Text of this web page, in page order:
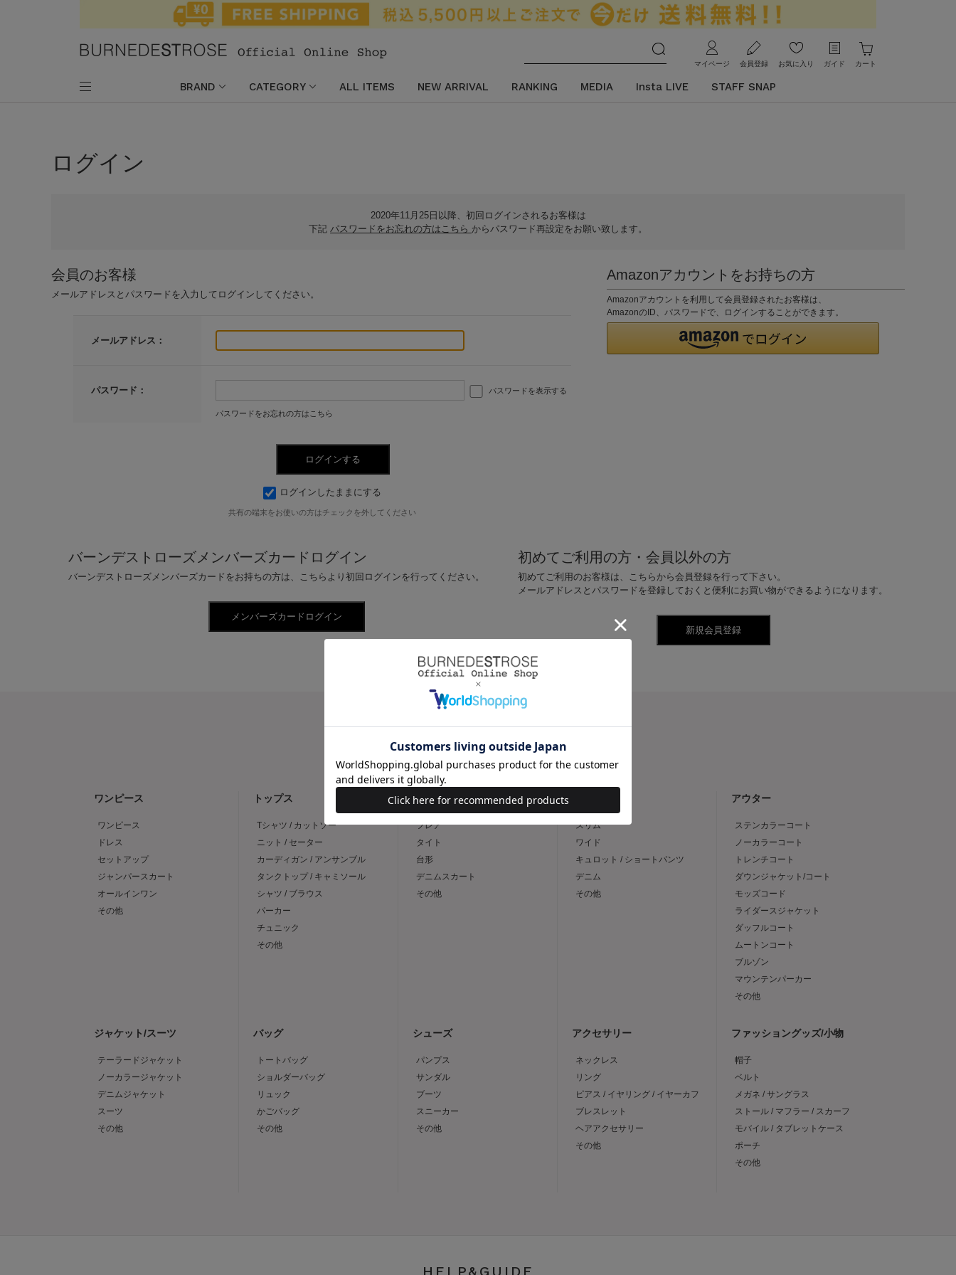
マイページ 会員登録 お気に入り ガイド カート
BRAND CATEGORY ALL ITEMS NEW ARRIVAL RANKING MEDIA Insta LIVE STAFF SNAP
ログイン
2020年11月25日以降、初回ログインされるお客様は
下記 パスワードをお忘れの方はこちら からパスワード再設定をお願い致します。
会員のお客様
メールアドレスとパスワードを入力してログインしてください。
メールアドレス：
パスワード： パスワードを表示する
パスワードをお忘れの方はこちら
ログインしたままにする
共有の端末をお使いの方はチェックを外してください
Amazonアカウントをお持ちの方
Amazonアカウントを利用して会員登録されたお客様は、
AmazonのID、パスワードで、ログインすることができます。
バーンデストローズメンバーズカードログイン
バーンデストローズメンバーズカードをお持ちの方は、こちらより初回ログインを行ってください。
初めてご利用の方・会員以外の方
初めてご利用のお客様は、こちらから会員登録を行って下さい。
メールアドレスとパスワードを登録しておくと便利にお買い物ができるようになります。
CATEGORY
ワンピース
ワンピース
ドレス
セットアップ
ジャンパースカート
オールインワン
その他
トップス
Tシャツ / カットソー
ニット / セーター
カーディガン / アンサンブル
タンクトップ / キャミソール
シャツ / ブラウス
パーカー
チュニック
その他
スカート
フレア
タイト
台形
デニムスカート
その他
スリム
ワイド
キュロット / ショートパンツ
デニム
その他
アウター
ステンカラーコート
ノーカラーコート
トレンチコート
ダウンジャケット/コート
モッズコード
ライダースジャケット
ダッフルコート
ムートンコート
ブルゾン
マウンテンパーカー
その他
ジャケット/スーツ
テーラードジャケット
ノーカラージャケット
デニムジャケット
スーツ
その他
バッグ
トートバッグ
ショルダーバッグ
リュック
かごバッグ
その他
シューズ
パンプス
サンダル
ブーツ
スニーカー
その他
アクセサリー
ネックレス
リング
ピアス / イヤリング / イヤーカフ
ブレスレット
ヘアアクセサリー
その他
ファッショングッズ/小物
帽子
ベルト
メガネ / サングラス
ストール / マフラー / スカーフ
モバイル / タブレットケース
ポーチ
その他
HELP&GUIDE